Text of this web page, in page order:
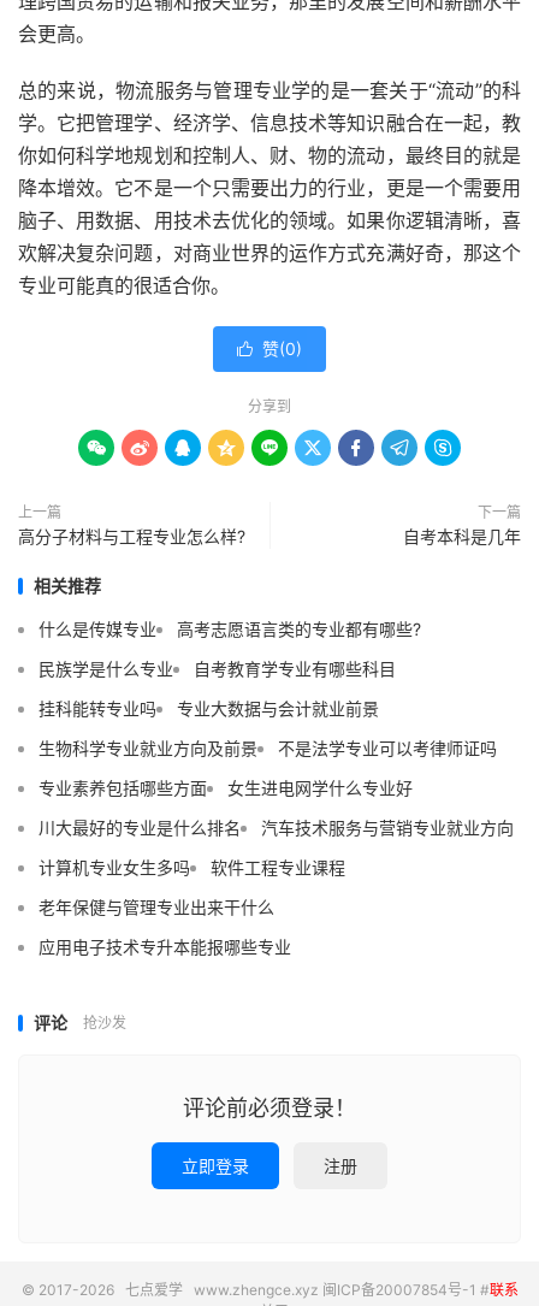
会更高。
总的来说，物流服务与管理专业学的是一套关于“流动”的科
学。它把管理学、经济学、信息技术等知识融合在一起，教
你如何科学地规划和控制人、财、物的流动，最终目的就是
降本增效。它不是一个只需要出力的行业，更是一个需要用
脑子、用数据、用技术去优化的领域。如果你逻辑清晰，喜
欢解决复杂问题，对商业世界的运作方式充满好奇，那这个
专业可能真的很适合你。
 赞(0)
分享到
        
上一篇
高分子材料与工程专业怎么样?
下一篇
自考本科是几年
相关推荐
什么是传媒专业
高考志愿语言类的专业都有哪些?
民族学是什么专业
自考教育学专业有哪些科目
挂科能转专业吗
专业大数据与会计就业前景
生物科学专业就业方向及前景
不是法学专业可以考律师证吗
专业素养包括哪些方面
女生进电网学什么专业好
川大最好的专业是什么排名
汽车技术服务与营销专业就业方向
计算机专业女生多吗
软件工程专业课程
老年保健与管理专业出来干什么
应用电子技术专升本能报哪些专业
评论 抢沙发
评论前必须登录！
立即登录 注册
© 2017-2026 七点爱学www.zhengce.xyz 闽ICP备20007854号-1 #联系